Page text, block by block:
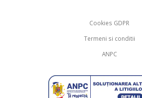
Cookies GDPR
Termeni si conditii
ANPC